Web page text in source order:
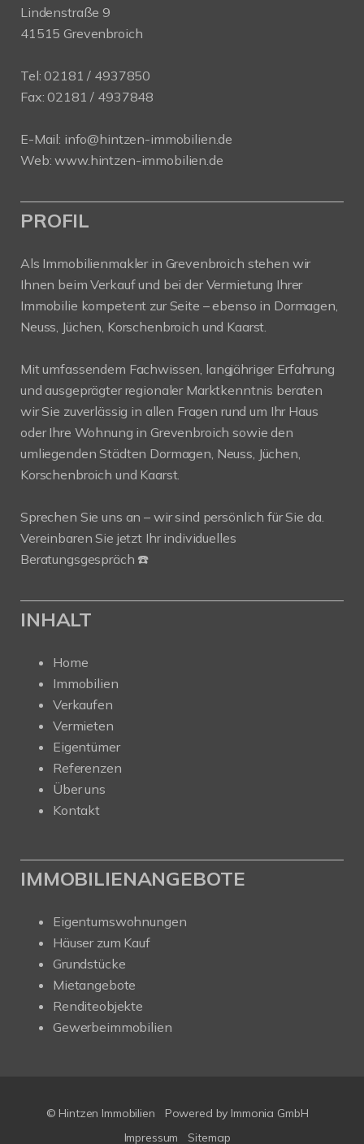
Lindenstraße 9
41515 Grevenbroich
Tel:02181 / 4937850
Fax: 02181 / 4937848
E-Mail: info@hintzen-immobilien.de
Web:www.hintzen-immobilien.de
PROFIL
Als Immobilienmakler in Grevenbroich stehen wir
Ihnen beim Verkauf und bei der Vermietung Ihrer
Immobilie kompetent zur Seite – ebenso in Dormagen,
Neuss, Jüchen, Korschenbroich und Kaarst.
Mit umfassendem Fachwissen, langjähriger Erfahrung
und ausgeprägter regionaler Marktkenntnis beraten
wir Sie zuverlässig in allen Fragen rund um Ihr Haus
oder Ihre Wohnung in Grevenbroich sowie den
umliegenden Städten Dormagen, Neuss, Jüchen,
Korschenbroich und Kaarst.
Sprechen Sie uns an – wir sind persönlich für Sie da.
Vereinbaren Sie jetzt Ihr individuelles
Beratungsgespräch ☎️
INHALT
Home
Immobilien
Verkaufen
Vermieten
Eigentümer
Referenzen
Über uns
Kontakt
IMMOBILIENANGEBOTE
Eigentumswohnungen
Häuser zum Kauf
Grundstücke
Mietangebote
Renditeobjekte
Gewerbeimmobilien
© Hintzen Immobilien
Powered by Immonia GmbH
Impressum
Sitemap